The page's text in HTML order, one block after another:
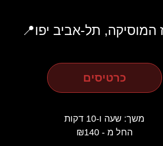
המוסיקה, תל-אביב יפו📍
כרטיסים
משך: שעה ו-10 דקות
החל מ - ₪140